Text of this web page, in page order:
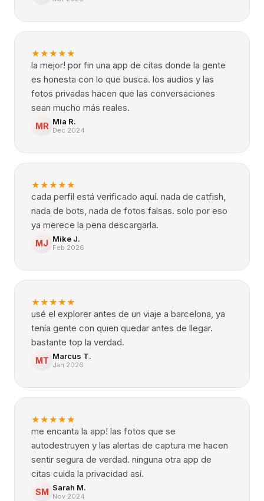
★★★★★
la mejor! por fin una app de citas donde la gente
es honesta con lo que busca. los audios y las
fotos privadas hacen que las conversaciones
sean mucho más reales.
MR Mia R.
Dec 2024
★★★★★
cada perfil está verificado aquí. nada de catfish,
nada de bots, nada de fotos falsas. solo por eso
ya merece la pena descargarla.
MJ Mike J.
Feb 2026
★★★★★
usé el explorer antes de un viaje a barcelona, ya
tenía gente con quien quedar antes de llegar.
bastante top la verdad.
MT Marcus T.
Jan 2026
★★★★★
me encanta la app! las fotos que se
autodestruyen y las alertas de captura me hacen
sentir segura de verdad. ninguna otra app de
citas cuida la privacidad así.
SM Sarah M.
Nov 2024